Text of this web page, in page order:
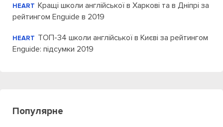
HEART Кращі школи англійської в Харкові та в Дніпрі за
рейтингом Enguide в 2019
HEART ТОП-34 школи англійської в Києві за рейтингом
Enguide: підсумки 2019
Популярне